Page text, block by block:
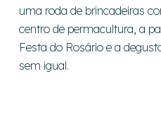
uma roda de brincadeiras
centro de permacultura, a
Festa do Rosário e a
sem igual.